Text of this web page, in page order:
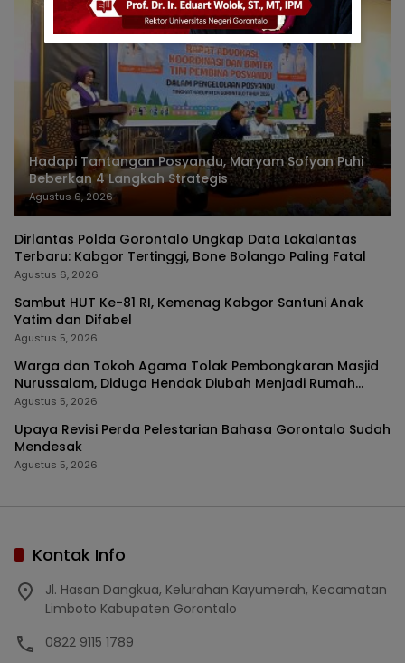
Hadapi Tantangan Posyandu, Maryam Sofyan Puhi
Beberkan 4 Langkah Strategis
Agustus 6, 2026
Dirlantas Polda Gorontalo Ungkap Data Lakalantas
Terbaru: Kabgor Tertinggi, Bone Bolango Paling Fatal
Agustus 6, 2026
Sambut HUT Ke-81 RI, Kemenag Kabgor Santuni Anak
Yatim dan Difabel
Agustus 5, 2026
Warga dan Tokoh Agama Tolak Pembongkaran Masjid
Nurussalam, Diduga Hendak Diubah Menjadi Rumah
Tinggal
Agustus 5, 2026
Upaya Revisi Perda Pelestarian Bahasa Gorontalo Sudah
Mendesak
Agustus 5, 2026
Kontak Info
Jl. Hasan Dangkua, Kelurahan Kayumerah, Kecamatan
Limboto Kabupaten Gorontalo
0822 9115 1789